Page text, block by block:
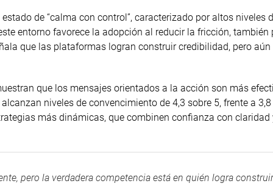
de “calma con control”, caracterizado por altos niveles
entorno favorece la adopción al reducir la fricción, también
que las plataformas logran construir credibilidad, pero
que los mensajes orientados a la acción son más
niveles de convencimiento de 4,3 sobre 5, frente a
más dinámicas, que combinen confianza con claridad
pero la verdadera competencia está en quién logra